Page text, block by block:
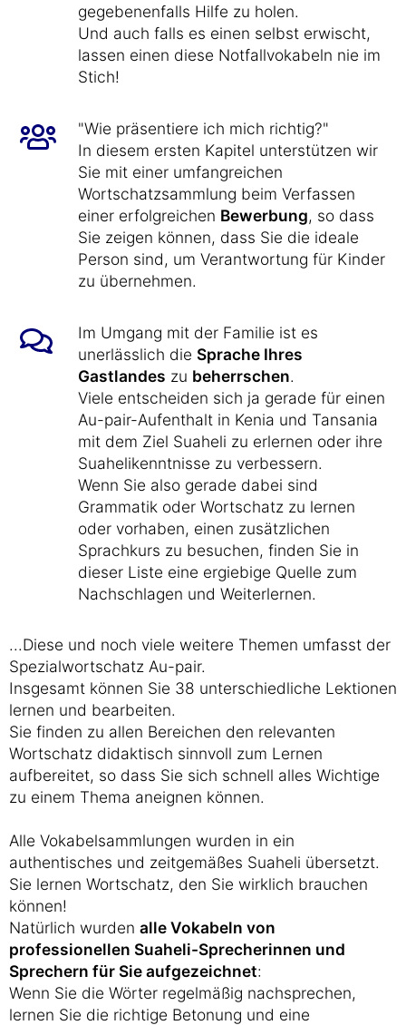
gegebenenfalls Hilfe zu holen.
Und auch falls es einen selbst erwischt,
lassen einen diese Notfallvokabeln nie im
Stich!
"Wie präsentiere ich mich richtig?"
In diesem ersten Kapitel unterstützen wir
Sie mit einer umfangreichen
Wortschatzsammlung beim Verfassen
einer erfolgreichen Bewerbung, so dass
Sie zeigen können, dass Sie die ideale
Person sind, um Verantwortung für Kinder
zu übernehmen.
Im Umgang mit der Familie ist es
unerlässlich die Sprache Ihres
Gastlandes zu beherrschen.
Viele entscheiden sich ja gerade für einen
Au-pair-Aufenthalt in Kenia und Tansania
mit dem Ziel Suaheli zu erlernen oder ihre
Suahelikenntnisse zu verbessern.
Wenn Sie also gerade dabei sind
Grammatik oder Wortschatz zu lernen
oder vorhaben, einen zusätzlichen
Sprachkurs zu besuchen, finden Sie in
dieser Liste eine ergiebige Quelle zum
Nachschlagen und Weiterlernen.
...Diese und noch viele weitere Themen umfasst der
Spezialwortschatz Au-pair.
Insgesamt können Sie 38 unterschiedliche Lektionen
lernen und bearbeiten.
Sie finden zu allen Bereichen den relevanten
Wortschatz didaktisch sinnvoll zum Lernen
aufbereitet, so dass Sie sich schnell alles Wichtige
zu einem Thema aneignen können.
Alle Vokabelsammlungen wurden in ein
authentisches und zeitgemäßes Suaheli übersetzt.
Sie lernen Wortschatz, den Sie wirklich brauchen
können!
Natürlich wurden alle Vokabeln von
professionellen Suaheli-Sprecherinnen und
Sprechern für Sie aufgezeichnet:
Wenn Sie die Wörter regelmäßig nachsprechen,
lernen Sie die richtige Betonung und eine